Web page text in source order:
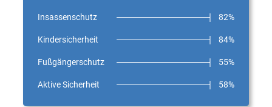
Insassenschutz 82%
Kindersicherheit 84%
Fußgängerschutz 55%
Aktive Sicherheit 58%